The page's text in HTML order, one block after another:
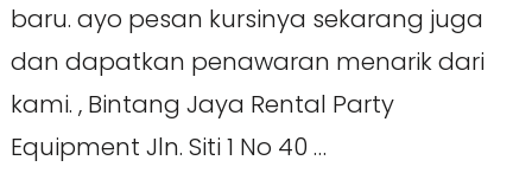
baru. ayo pesan kursinya sekarang juga
dan dapatkan penawaran menarik dari
kami. , Bintang Jaya Rental Party
Equipment Jln. Siti 1 No 40 …